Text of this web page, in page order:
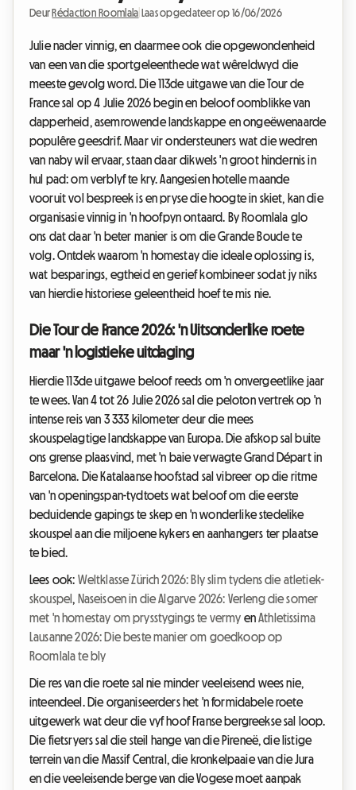
Deur Rédaction Roomlala Laas opgedateer op 16/06/2026
Julie nader vinnig, en daarmee ook die opgewondenheid
van een van die sportgeleenthede wat wêreldwyd die
meeste gevolg word. Die 113de uitgawe van die Tour de
France sal op 4 Julie 2026 begin en beloof oomblikke van
dapperheid, asemrowende landskappe en ongeëwenaarde
populêre geesdrif. Maar vir ondersteuners wat die wedren
van naby wil ervaar, staan daar dikwels 'n groot hindernis in
hul pad: om verblyf te kry. Aangesien hotelle maande
vooruit vol bespreek is en pryse die hoogte in skiet, kan die
organisasie vinnig in 'n hoofpyn ontaard. By Roomlala glo
ons dat daar 'n beter manier is om die Grande Boucle te
volg. Ontdek waarom 'n homestay die ideale oplossing is,
wat besparings, egtheid en gerief kombineer sodat jy niks
van hierdie historiese geleentheid hoef te mis nie.
Die Tour de France 2026: 'n Uitsonderlike roete
maar 'n logistieke uitdaging
Hierdie 113de uitgawe beloof reeds om 'n onvergeetlike jaar
te wees. Van 4 tot 26 Julie 2026 sal die peloton vertrek op 'n
intense reis van 3 333 kilometer deur die mees
skouspelagtige landskappe van Europa. Die afskop sal buite
ons grense plaasvind, met 'n baie verwagte Grand Départ in
Barcelona. Die Katalaanse hoofstad sal vibreer op die ritme
van 'n openingspan-tydtoets wat beloof om die eerste
beduidende gapings te skep en 'n wonderlike stedelike
skouspel aan die miljoene kykers en aanhangers ter plaatse
te bied.
Lees ook: Weltklasse Zürich 2026: Bly slim tydens die atletiek-
skouspel , Naseisoen in die Algarve 2026: Verleng die somer
met 'n homestay om prysstygings te vermy enAthletissima
Lausanne 2026: Die beste manier om goedkoop op
Roomlala te bly
Die res van die roete sal nie minder veeleisend wees nie,
inteendeel. Die organiseerders het 'n formidabele roete
uitgewerk wat deur die vyf hoof Franse bergreekse sal loop.
Die fietsryers sal die steil hange van die Pireneë, die listige
terrein van die Massif Central, die kronkelpaaie van die Jura
en die veeleisende berge van die Vogese moet aanpak